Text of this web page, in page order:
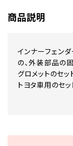
商品説明
インナーフェン
の、外装部品の
グロメットのセッ
トヨタ車用のセッ